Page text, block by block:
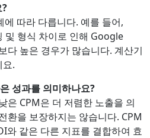
따라 다릅니다. 예를 들어,
및 형식 차이로 인해 Google
높은 경우가 많습니다. 계산기
요.
성과를 의미하나요?
은 CPM은 더 저렴한 노출을 의
환을 보장하지는 않습니다. CPM
와 같은 다른 지표를 결합하여 효